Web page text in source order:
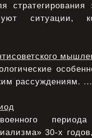
ситуации,
рассуждениям. ...
30-х